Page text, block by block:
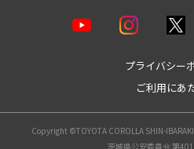
水戸駅南店
【県央・県西エリア】
プライバシー
ご利用にあ
Copyright ©TOYOTA COROLLA SHIN-
茨城県公安委員会 第